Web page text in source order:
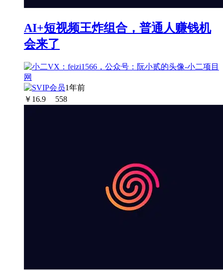
AI+短视频王炸组合，普通人赚钱机
会来了
1年前
￥ 16.9 558